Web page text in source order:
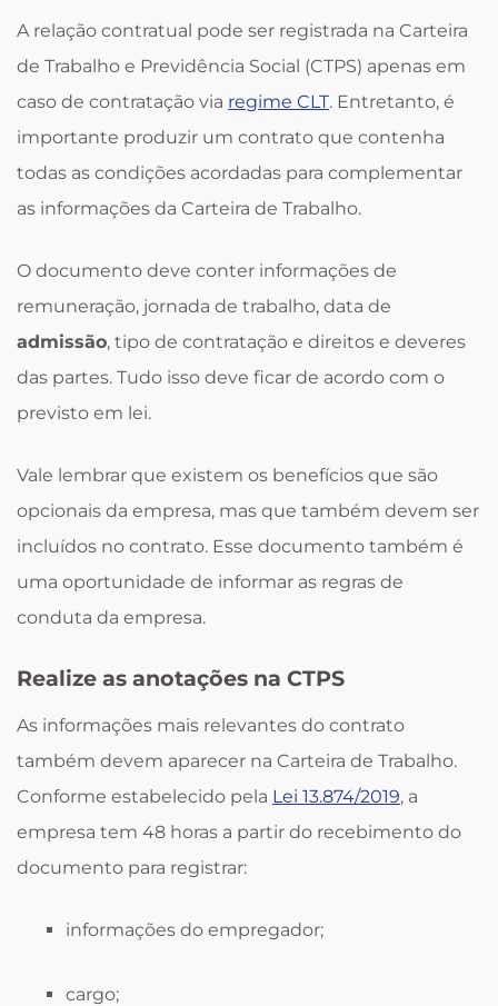
A relação contratual pode ser registrada na Carteira
de Trabalho e Previdência Social (CTPS) apenas em
caso de contratação via regime CLT. Entretanto, é
importante produzir um contrato que contenha
todas as condições acordadas para complementar
as informações da Carteira de Trabalho.
O documento deve conter informações de
remuneração, jornada de trabalho, data de
admissão, tipo de contratação e direitos e deveres
das partes. Tudo isso deve ficar de acordo com o
previsto em lei.
Vale lembrar que existem os benefícios que são
opcionais da empresa, mas que também devem ser
incluídos no contrato. Esse documento também é
uma oportunidade de informar as regras de
conduta da empresa.
Realize as anotações na CTPS
As informações mais relevantes do contrato
também devem aparecer na Carteira de Trabalho.
Conforme estabelecido pela Lei 13.874/2019, a
empresa tem 48 horas a partir do recebimento do
documento para registrar:
informações do empregador;
cargo;